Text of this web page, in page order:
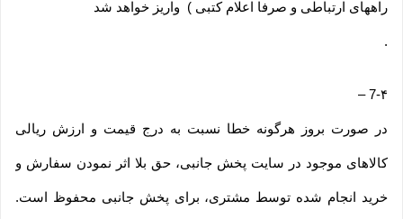
راههای ارتباطی و صرفا اعلام کتبی ) واریز خواهد شد
.
7-۴–
در صورت بروز هرگونه خطا نسبت به درج قیمت و ارزش ریالی
کالاهای موجود در سایت پخش جانبی، حق بلا اثر نمودن سفارش و
خرید انجام شده توسط مشتری، برای پخش جانبی محفوظ است.